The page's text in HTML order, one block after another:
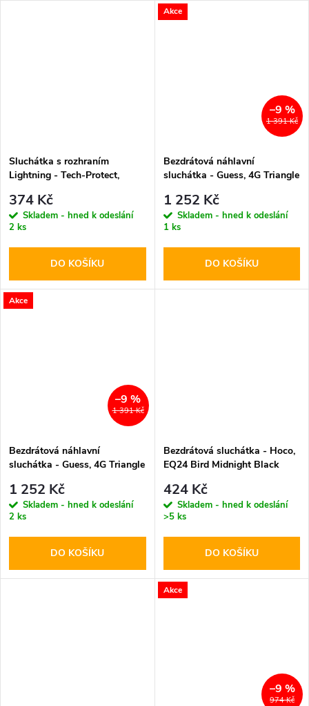
Sluchátka s rozhraním
Lightning - Tech-Protect,
White
374 Kč
Skladem - hned k odeslání
2 ks
DO KOŠÍKU
Akce
1 391 Kč
–9 %
Bezdrátová náhlavní
sluchátka - Guess, 4G Triangle
1 252 Kč
Skladem - hned k odeslání
1 ks
DO KOŠÍKU
Akce
1 391 Kč
–9 %
Bezdrátová náhlavní
sluchátka - Guess, 4G Triangle
1 252 Kč
Skladem - hned k odeslání
2 ks
DO KOŠÍKU
Bezdrátová sluchátka - Hoco,
EQ24 Bird Midnight Black
424 Kč
Skladem - hned k odeslání
>5 ks
DO KOŠÍKU
Akce
974 Kč
–9 %